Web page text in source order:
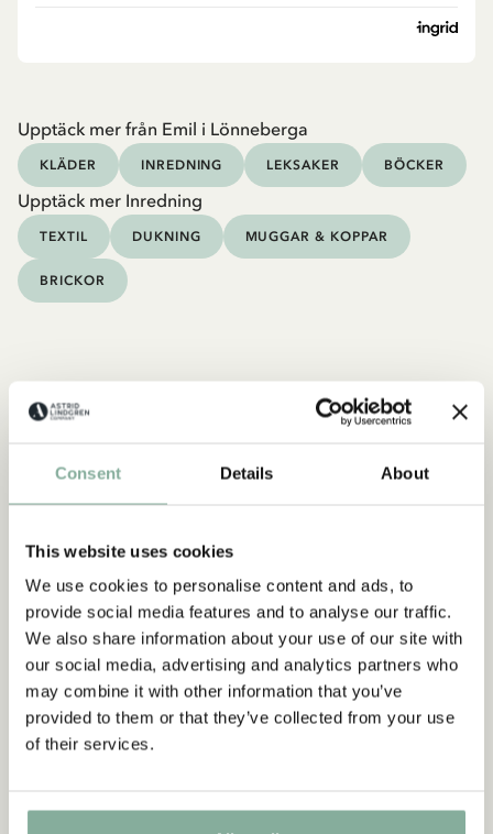
Consent Details About
This website uses cookies
We use cookies to personalise content and ads, to
provide social media features and to analyse our traffic.
We also share information about your use of our site with
our social media, advertising and analytics partners who
may combine it with other information that you’ve
provided to them or that they’ve collected from your use
of their services.
Upptäck mer från Emil i Lönneberga
KLÄDER INREDNING LEKSAKER BÖCKER
Upptäck mer Inredning
TEXTIL DUKNING MUGGAR & KOPPAR
BRICKOR
EMIL I LÖNNEBERGA